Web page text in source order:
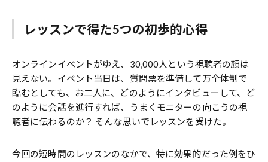
レッスンで得た5つの初歩的心得
オンラインイベントがゆえ、30,000人という視聴者の顔は
見えない。イベント当日は、質問票を準備して万全体制で
臨むとしても、お二人に、どのようにインタビューして、ど
のように会話を進行すれば、うまくモニターの向こうの視
聴者に伝わるのか？ そんな思いでレッスンを受けた。
今回の短時間のレッスンのなかで、特に効果的だった例をひ